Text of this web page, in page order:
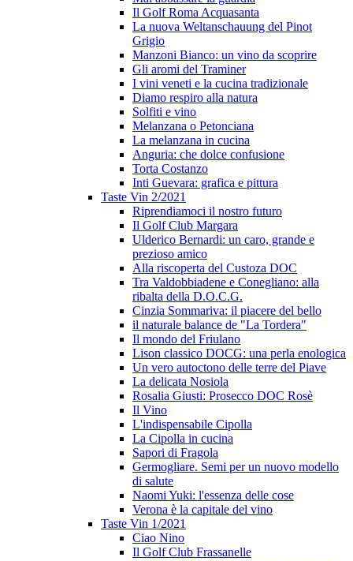
Il Golf Roma Acquasanta
La nuova Weltanschauung del Pinot
Grigio
Manzoni Bianco: un vino da scoprire
Gli aromi del Traminer
I vini veneti e la cucina tradizionale
Diamo respiro alla natura
Solfiti e vino
Melanzana o Petonciana
La melanzana in cucina
Anguria: che dolce confusione
Torta Costanzo
Inti Guevara: grafica e pittura
Taste Vin 2/2021
Riprendiamoci il nostro futuro
Il Golf Club Margara
Ulderico Bernardi: un caro, grande e
prezioso amico
Alla riscoperta del Custoza DOC
Tra Valdobbiadene e Conegliano: alla
ribalta della D.O.C.G.
Cinzia Sommariva: il piacere del bello
il naturale balance de "La Tordera"
Il mondo del Friulano
Lison classico DOCG: una perla enologica
Un vero autoctono delle terre del Piave
La delicata Nosiola
Rosalia Giusti: Prosecco DOC Rosè
Il Vino
L'indispensabile Cipolla
La Cipolla in cucina
Sapori di Fragola
Germogliare. Semi per un nuovo modello
di salute
Naomi Yuki: l'essenza delle cose
Verona è la capitale del vino
Taste Vin 1/2021
Ciao Nino
Il Golf Club Frassanelle